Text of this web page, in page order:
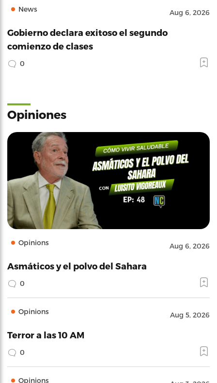
News Aug 6, 2026
Gobierno declara exitoso el segundo
comienzo de clases
0
Opiniones
Opinions Aug 6, 2026
Asmáticos y el polvo del Sahara
0
Opinions Aug 5, 2026
Terror a las 10 AM
0
Opinions